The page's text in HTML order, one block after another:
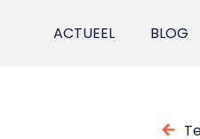
ACTUEEL BLOG